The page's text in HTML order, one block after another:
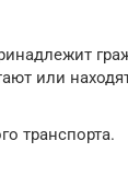
или
транспорта.